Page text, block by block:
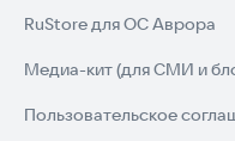
RuStore для ОС Аврора
Медиа-кит (для СМИ и
Пользовательское